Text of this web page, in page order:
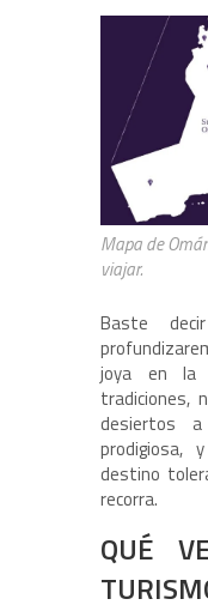
Mapa de
viajar.
Baste
joya en la
tradiciones,
desiertos
prodigiosa,
destino
recorra.
QUÉ